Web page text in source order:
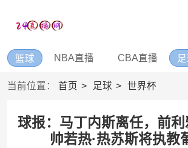
篮球 NBA直播 CBA直播
当前位置： 首页 足球 世界杯
球报：马丁内斯离任，前
帅若热·热苏斯将执教